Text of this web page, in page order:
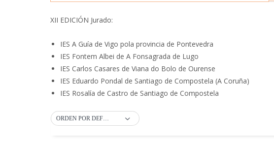
XII EDICIÓN Jurado:
IES A Guía de Vigo pola provincia de Pontevedra
IES Fontem Albei de A Fonsagrada de Lugo
IES Carlos Casares de Viana do Bolo de Ourense
IES Eduardo Pondal de Santiago de Compostela (A Coruña)
IES Rosalía de Castro de Santiago de Compostela
ORDEN POR DEFECTO